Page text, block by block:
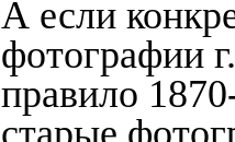
А если
фотографии
правило
старые